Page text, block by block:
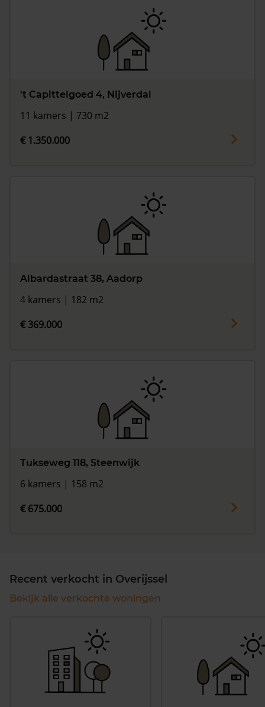
't Capittelgoed 4, Nijverdal
11 kamers | 730 m2
€ 1.350.000
Albardastraat 38, Aadorp
4 kamers | 182 m2
€ 369.000
Tukseweg 118, Steenwijk
6 kamers | 158 m2
€ 675.000
Recent verkocht in Overijssel
Bekijk alle verkochte woningen